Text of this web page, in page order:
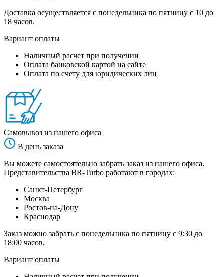
Доставка осуществляется с понедельника по пятницу с 10 до
18 часов.
Вариант оплаты
Наличный расчет при получении
Оплата банковской картой на сайте
Оплата по счету для юридических лиц
Самовывоз из нашего офиса
В день заказа
Вы можете самостоятельно забрать заказ из нашего офиса.
Представительства BR-Turbo работают в городах:
Санкт-Петербург
Москва
Ростов-на-Дону
Краснодар
Заказ можно забрать с понедельника по пятницу с 9:30 до
18:00 часов.
Вариант оплаты